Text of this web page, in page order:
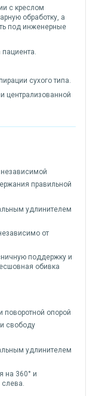
с креслом
обработку, а
под инженерные
пациента.
сухого типа.
централизованной
независимой
правильной
удлинителем
от
поддержку и
обивка
поворотной опорой
свободу
удлинителем
на 360° и
слева.